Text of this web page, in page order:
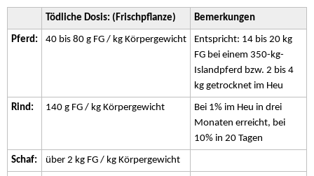
Tödliche Dosis: (Frischpflanze) Bemerkungen
Pferd: 40 bis 80 g FG / kg Körpergewicht
Entspricht: 14 bis 20 kg
FG bei einem 350-kg-
Islandpferd bzw. 2 bis 4
kg getrocknet im Heu
Rind: 140 g FG / kg Körpergewicht
Bei 1% im Heu in drei
Monaten erreicht, bei
10% in 20 Tagen
Schaf: über 2 kg FG / kg Körpergewicht